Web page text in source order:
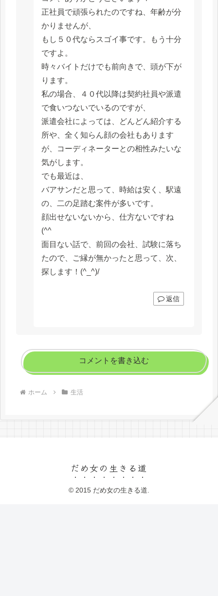
正社員で頑張られたのですね、年齢が分
かりませんが、
もし５０代ならスゴイ事です。もう十分
ですよ。
時々バイトだけでも前向きで、頭が下が
ります。
私の場合、４０代以降は契約社員や派遣
で食いつないでいるのですが、
派遣会社によっては、どんどん紹介する
所や、全く知らん顔の会社もあります
が、コーディネーターとの相性みたいな
気がします。
でも最近は、
バアサンだと思って、時給は安く、駅遠
の、二の足踏む案件が多いです。
顔出せないないから、仕方ないですね
(^^ゞ
面目ない話で、前回の会社、試験に落ち
たので、ご縁が無かったと思って、次、
探します！(^_^)/
返信
コメントを書き込む
ホーム 生活
だめ女の生きる道
© 2015 だめ女の生きる道.